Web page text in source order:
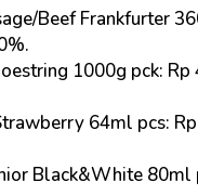
Beef Frankfurter
.
1000g pck:
64ml pcs:
Black&White